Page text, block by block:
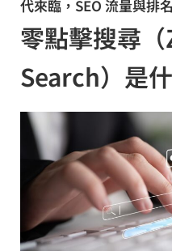
代來臨，SEO 流量與排
零點擊搜尋
Search）是